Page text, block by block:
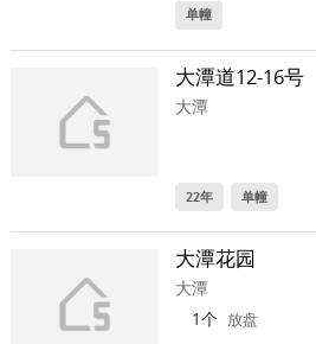
单幢
大潭道12-16号
大潭
22年 单幢
大潭花园
大潭
1个 放盘